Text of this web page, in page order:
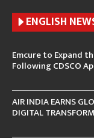
ENGLISH N
Emcure to Expand
Following CDSCO
AIR INDIA EARNS
DIGITAL